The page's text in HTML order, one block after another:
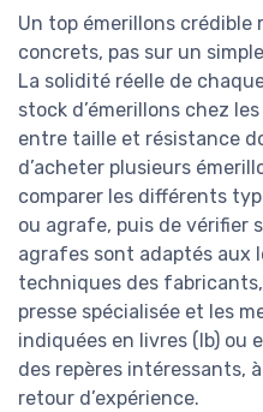
Un top émerillons crédible
concrets, pas sur un
La solidité réelle de
stock d’émerillons chez
entre taille et résistance
d’acheter plusieurs
comparer les différents
ou agrafe, puis de vérifier
agrafes sont adaptés aux
techniques des
presse spécialisée et les
indiquées en livres (lb) ou
des repères intéressants,
retour d’expérience.